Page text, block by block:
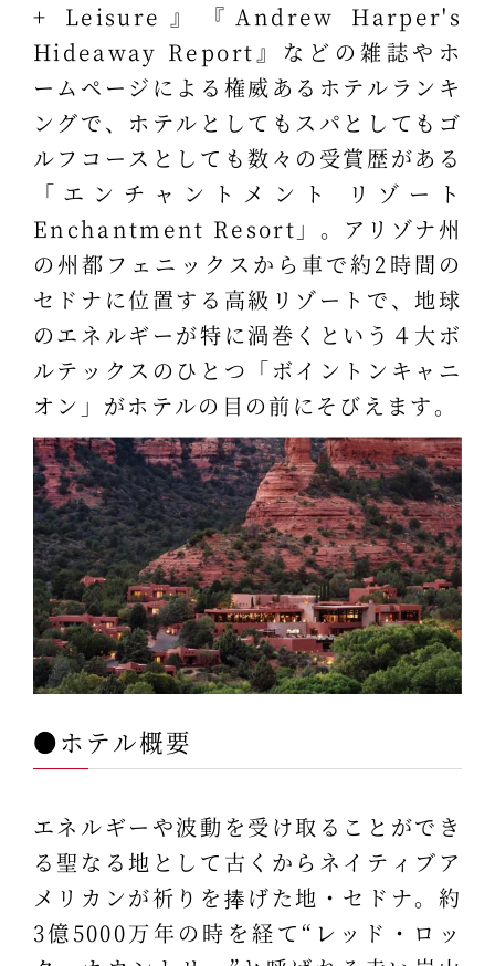
+ Leisure』『Andrew Harper's
Hideaway Report』などの雑誌やホ
ームページによる権威あるホテルランキ
ングで、ホテルとしてもスパとしてもゴ
ルフコースとしても数々の受賞歴がある
「エンチャントメント リゾート
Enchantment Resort」。アリゾナ州
の州都フェニックスから車で約2時間の
セドナに位置する高級リゾートで、地球
のエネルギーが特に渦巻くという４大ボ
ルテックスのひとつ「ボイントンキャニ
オン」がホテルの目の前にそびえます。
●ホテル概要
エネルギーや波動を受け取ることができ
る聖なる地として古くからネイティブア
メリカンが祈りを捧げた地・セドナ。約
3億5000万年の時を経て“レッド・ロッ